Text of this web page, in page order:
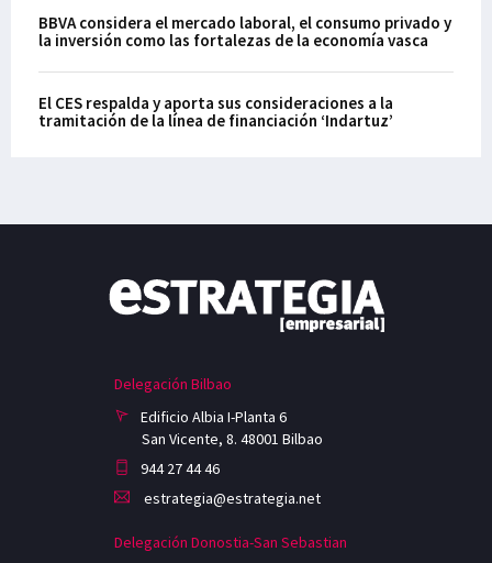
BBVA considera el mercado laboral, el consumo privado y
la inversión como las fortalezas de la economía vasca
El CES respalda y aporta sus consideraciones a la
tramitación de la línea de financiación ‘Indartuz’
Delegación Bilbao
Edificio Albia I-Planta 6
San Vicente, 8. 48001 Bilbao
944 27 44 46
estrategia@estrategia.net
Delegación Donostia-San Sebastian